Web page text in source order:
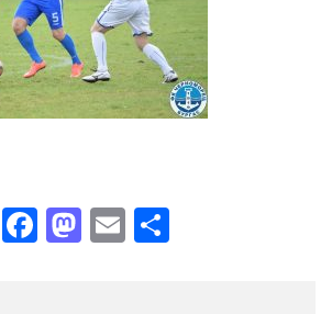
Facebook
Mastodon
Email